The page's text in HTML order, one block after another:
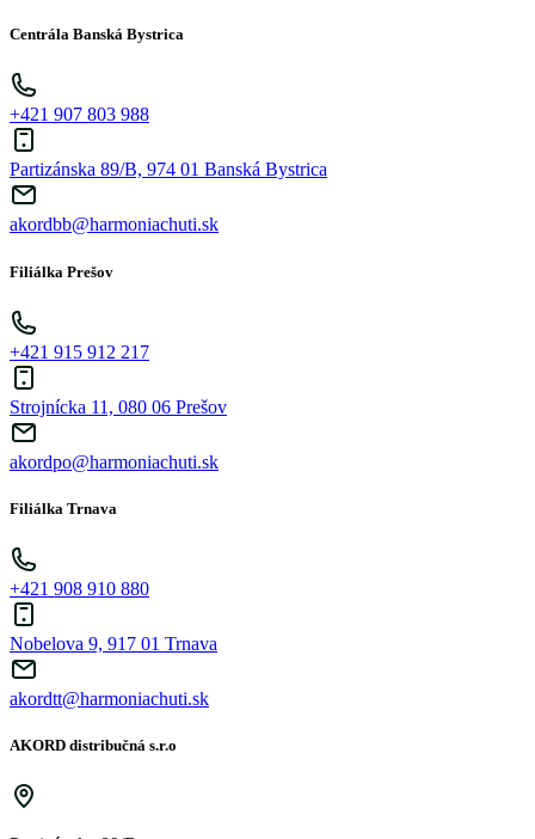
Centrála Banská Bystrica
+421 907 803 988
Partizánska 89/B, 974 01 Banská Bystrica
akordbb@harmoniachuti.sk
Filiálka Prešov
+421 915 912 217
Strojnícka 11, 080 06 Prešov
akordpo@harmoniachuti.sk
Filiálka Trnava
+421 908 910 880
Nobelova 9, 917 01 Trnava
akordtt@harmoniachuti.sk
AKORD distribučná s.r.o